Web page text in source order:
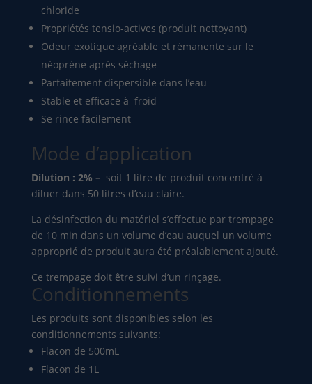
chloride
Propriétés tensio-actives (produit nettoyant)
Odeur exotique agréable et rémanente sur le
néoprène après séchage
Parfaitement dispersible dans l’eau
Stable et efficace à froid
Se rince facilement
Mode d’application
Dilution : 2% –soit 1 litre de produit concentré à
diluer dans 50 litres d’eau claire.
La désinfection du matériel s’effectue par trempage
de 10 min dans un volume d’eau auquel un volume
approprié de produit aura été préalablement ajouté.
Ce trempage doit être suivi d’un rinçage.
Conditionnements
Les produits sont disponibles selon les
conditionnements suivants:
Flacon de 500mL
Flacon de 1L